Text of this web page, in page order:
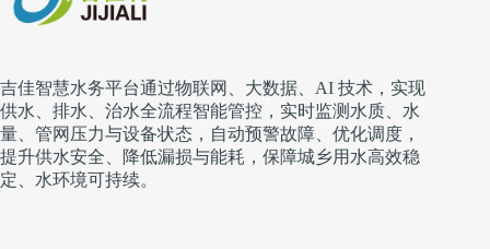
吉佳智慧水务平台通过物联网、大数据、AI 技术，实现
供水、排水、治水全流程智能管控，实时监测水质、水
量、管网压力与设备状态，自动预警故障、优化调度，
提升供水安全、降低漏损与能耗，保障城乡用水高效稳
定、水环境可持续。